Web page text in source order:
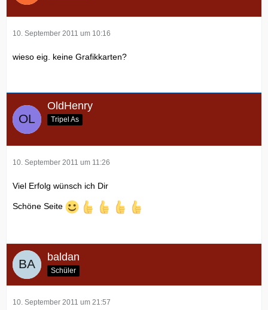
10. September 2011 um 10:16
wieso eig. keine Grafikkarten?
OldHenry
Tripel As
10. September 2011 um 11:26
Viel Erfolg wünsch ich Dir
Schöne Seite
baldan
Schüler
10. September 2011 um 21:57